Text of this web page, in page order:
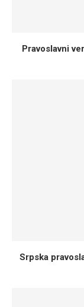
Pravoslavni
Srpska